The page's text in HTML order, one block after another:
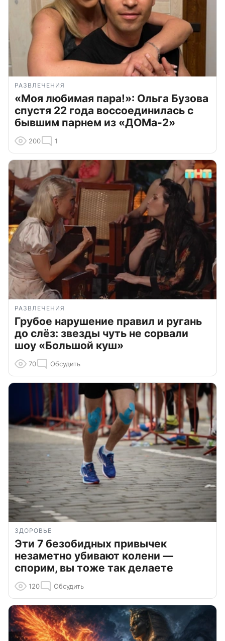
РАЗВЛЕЧЕНИЯ
«Моя любимая пара!»: Ольга Бузова
спустя 22 года воссоединилась с
бывшим парнем из «ДОМа-2»
200 1
РАЗВЛЕЧЕНИЯ
Грубое нарушение правил и ругань
до слёз: звезды чуть не сорвали
шоу «Большой куш»
70 Обсудить
ЗДОРОВЬЕ
Эти 7 безобидных привычек
незаметно убивают колени —
спорим, вы тоже так делаете
120 Обсудить